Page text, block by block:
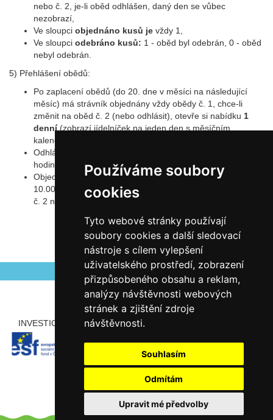
Používáme soubory
cookies
Tyto webové stránky používají
soubory cookies a další sledovací
nástroje s cílem vylepšení
uživatelského prostředí, zobrazení
přizpůsobeného obsahu a reklam,
analýzy návštěvnosti webových
stránek a zjištění zdroje
návštěvnosti.
Souhlasím
Odmítám
Upravit mé předvolby
nebo č. 2, je-li oběd odhlášen, daný den se vůbec
nezobrazí,
Ve sloupci objednáno kusů je vždy 1,
Ve sloupci odebráno kusů: 1 - oběd byl odebrán, 0 - oběd
nebyl odebrán.
5) Přehlášení obědů:
Po zaplacení obědů (do 20. dne v měsíci na následující
měsíc) má strávník objednány vždy obědy č. 1, chce-li
změnit na oběd č. 2 (nebo odhlásit), otevře si nabídku 1
denní(zobrazí jídelníček na jeden den s měsíčním
kalendářem).
Odhlásit oběd lze
hodin.
Objednat si oběd č. 2 lze dva pracovní dnydopředu do
10.00 hodin (např. do středy 10.00 hodin lze objednat oběd
č. 2 na pátek).
Autor Antonín Šerý Aktualizováno 18.12.2023
INVESTICE ROZVOJE DO VZDĚLÁVÁNÍ
Copyright © 2012 - 2026 ZŠ Šlapanice, Tento web používá k